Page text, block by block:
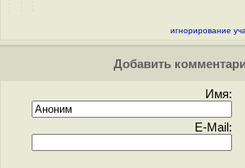
игнорирование
Добавить
Имя:
E-Mail: